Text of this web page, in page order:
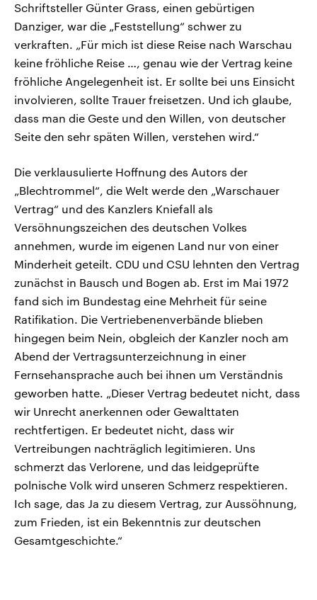
Schriftsteller Günter Grass, einen gebürtigen
Danziger, war die „Feststellung“ schwer zu
verkraften. „Für mich ist diese Reise nach Warschau
keine fröhliche Reise …, genau wie der Vertrag keine
fröhliche Angelegenheit ist. Er sollte bei uns Einsicht
involvieren, sollte Trauer freisetzen. Und ich glaube,
dass man die Geste und den Willen, von deutscher
Seite den sehr späten Willen, verstehen wird.“
Die verklausulierte Hoffnung des Autors der
„Blechtrommel“, die Welt werde den „Warschauer
Vertrag“ und des Kanzlers Kniefall als
Versöhnungszeichen des deutschen Volkes
annehmen, wurde im eigenen Land nur von einer
Minderheit geteilt. CDU und CSU lehnten den Vertrag
zunächst in Bausch und Bogen ab. Erst im Mai 1972
fand sich im Bundestag eine Mehrheit für seine
Ratifikation. Die Vertriebenenverbände blieben
hingegen beim Nein, obgleich der Kanzler noch am
Abend der Vertragsunterzeichnung in einer
Fernsehansprache auch bei ihnen um Verständnis
geworben hatte. „Dieser Vertrag bedeutet nicht, dass
wir Unrecht anerkennen oder Gewalttaten
rechtfertigen. Er bedeutet nicht, dass wir
Vertreibungen nachträglich legitimieren. Uns
schmerzt das Verlorene, und das leidgeprüfte
polnische Volk wird unseren Schmerz respektieren.
Ich sage, das Ja zu diesem Vertrag, zur Aussöhnung,
zum Frieden, ist ein Bekenntnis zur deutschen
Gesamtgeschichte.“